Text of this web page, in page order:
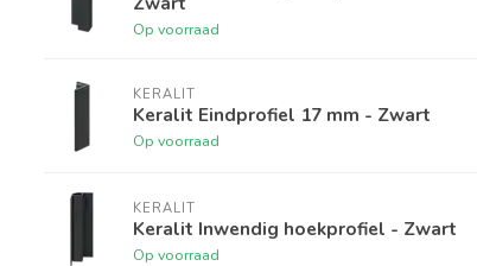
Op voorraad
KERALIT
Keralit Eindprofiel 17 mm - Zwart
Op voorraad
KERALIT
Keralit Inwendig hoekprofiel - Zwart
Op voorraad